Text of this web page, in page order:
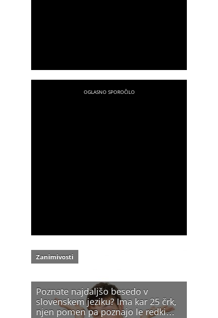
Poznate najdaljšo besedo v
slovenskem jeziku? Ima kar 25 črk,
njen pomen pa poznajo le redki…
Zanimivosti